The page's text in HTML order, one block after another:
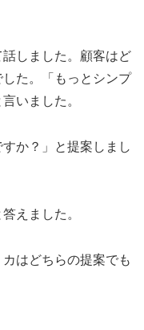
しました。顧客はど
た。「もっとシンプ
いました。
か？」と提案しまし
えました。
はどちらの提案でも